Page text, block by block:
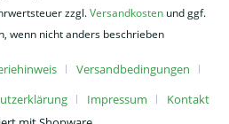
zzgl.Versandkosten und ggf.
wenn nicht anders beschrieben
Versandbedingungen
Impressum
Kontakt